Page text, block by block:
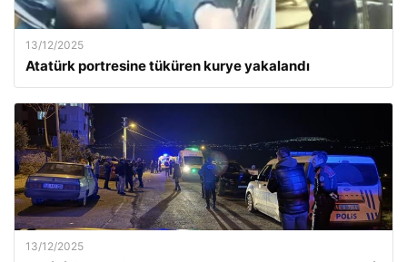
13/12/2025
Atatürk portresine tüküren kurye yakalandı
13/12/2025